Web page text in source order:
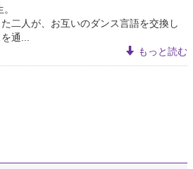
二人が、お互いのダンス言語を交換し
通...
もっと読む